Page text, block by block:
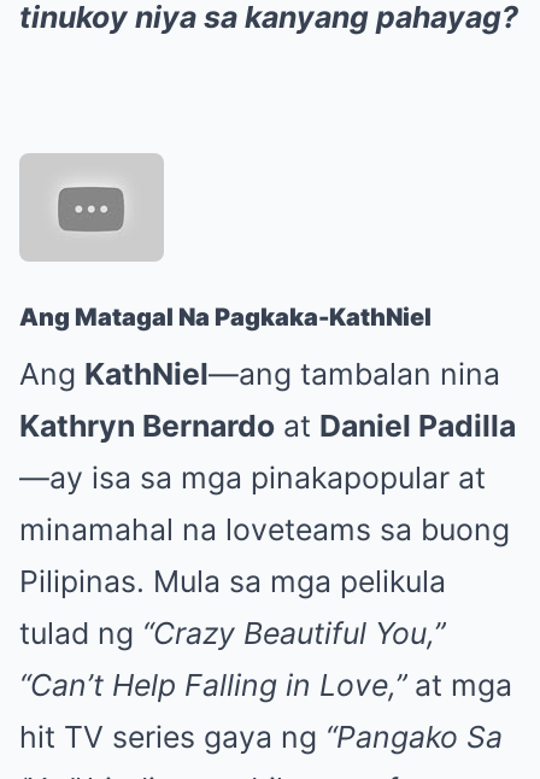
tinukoy niya sa kanyang pahayag?
Ang Matagal Na Pagkaka-KathNiel
Ang KathNiel—ang tambalan nina
Kathryn Bernardo at Daniel Padilla
—ay isa sa mga pinakapopular at
minamahal na loveteams sa buong
Pilipinas. Mula sa mga pelikula
tulad ng “Crazy Beautiful You,”
“Can’t Help Falling in Love,”at mga
hit TV series gaya ng “Pangako Sa